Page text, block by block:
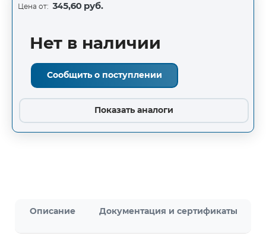
Цена от: 345,60 руб.
Нет в наличии
Сообщить о поступлении
Показать аналоги
Описание Документация и сертификаты